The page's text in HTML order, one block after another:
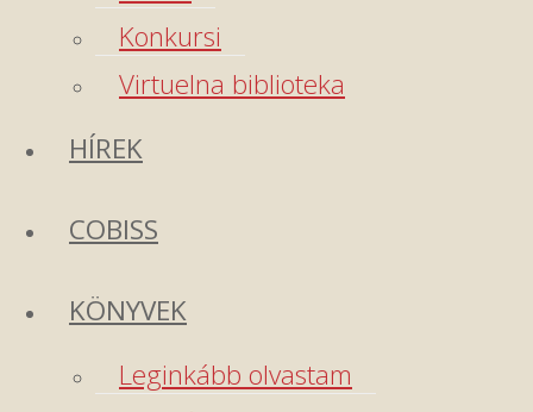
Konkursi
Virtuelna biblioteka
HÍREK
COBISS
KÖNYVEK
Leginkább olvastam